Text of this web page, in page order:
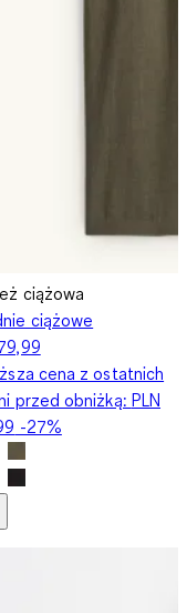
ciążowa
ciążowe
cena z ostatnich
przed obniżką: PLN
-27%